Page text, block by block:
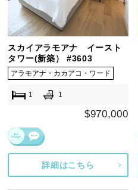
スカイアラモアナ イースト
タワー(新築） #3603
アラモアナ・カカアコ・ワード
1 1
$970,000
詳細はこちら